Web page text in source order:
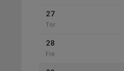
27
Tor
28
Fre